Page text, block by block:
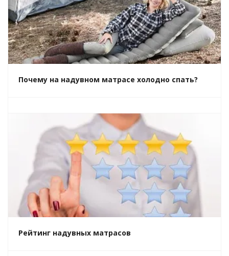
Почему на надувном матрасе холодно спать?
Рейтинг надувных матрасов